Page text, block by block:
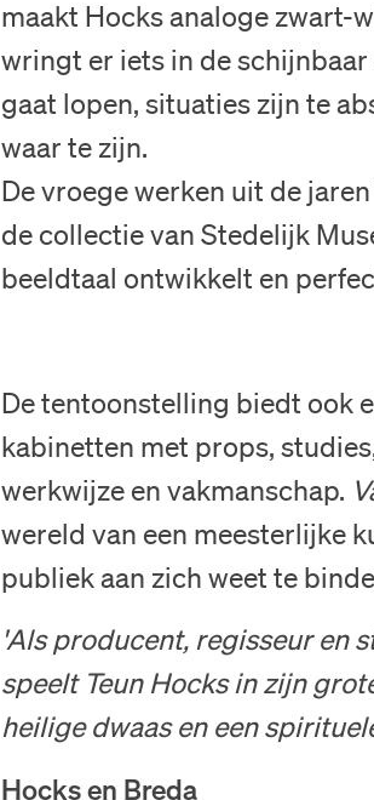
maakt Hocks analoge zwart-
wringt er iets in de
gaat lopen, situaties zijn te
waar te zijn.
De vroege werken uit de
de collectie van Stedelijk
beeldtaal ontwikkelt en
De tentoonstelling biedt ook
kabinetten met props,
werkwijze en vakmanschap.
wereld van een meesterlijke
publiek aan zich weet te
'Als producent, regisseur en
speelt Teun Hocks in zijn
heilige dwaas en een
Hocks en Breda